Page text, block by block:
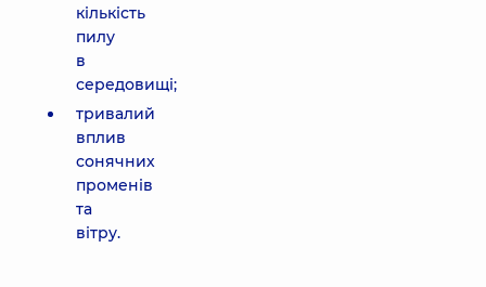
кількість
пилу
в
середовищі;
тривалий
вплив
сонячних
променів
та
вітру.